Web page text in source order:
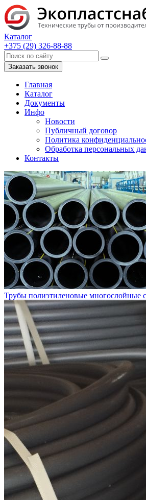
Каталог
+375 (29) 326-88-88
Заказать звонок
Главная
Каталог
Документы
Инфо
Новости
Публичный договор
Политика
Обработка персональных
Контакты
Трубы полиэтиленовые многослойные